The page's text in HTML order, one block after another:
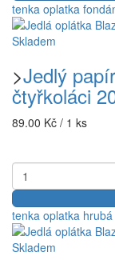
tenka oplatka
Skladem
>Jedlý
čtyřkoláci
89.00 Kč / 1 ks
tenka oplatka
Skladem